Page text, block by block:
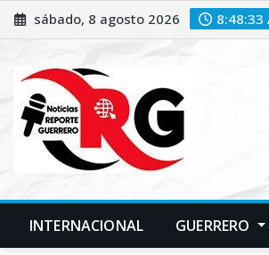
Saltar
al
sábado, 8 agosto 2026 8:48:34
INTERNACIONAL GUERRERO